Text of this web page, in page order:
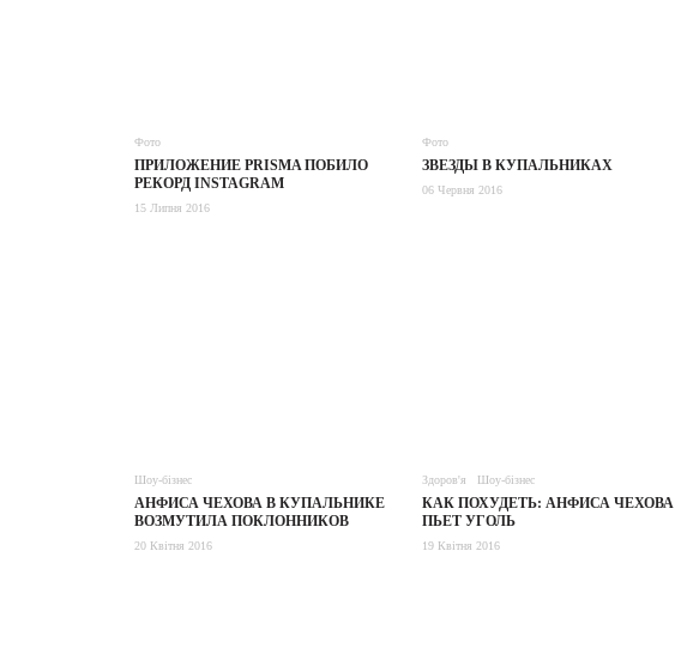
Фото
ПРИЛОЖЕНИЕ PRISMA ПОБИЛО
РЕКОРД INSTAGRAM
15 Липня 2016
Фото
ЗВЕЗДЫ В КУПАЛЬНИКАХ
06 Червня 2016
Шоу-бізнес
АНФИСА ЧЕХОВА В КУПАЛЬНИКЕ
ВОЗМУТИЛА ПОКЛОННИКОВ
20 Квітня 2016
Здоров'я Шоу-бізнес
КАК ПОХУДЕТЬ: АНФИСА ЧЕХОВА
ПЬЕТ УГОЛЬ
19 Квітня 2016